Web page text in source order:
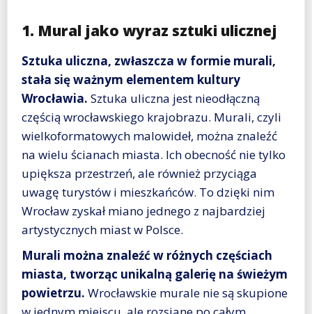
1. Mural jako wyraz sztuki ulicznej
Sztuka uliczna, zwłaszcza w formie murali,
stała się ważnym elementem kultury
Wrocławia. Sztuka uliczna jest nieodłączną
częścią wrocławskiego krajobrazu. Murali, czyli
wielkoformatowych malowideł, można znaleźć
na wielu ścianach miasta. Ich obecność nie tylko
upiększa przestrzeń, ale również przyciąga
uwagę turystów i mieszkańców. To dzięki nim
Wrocław zyskał miano jednego z najbardziej
artystycznych miast w Polsce.
Murali można znaleźć w różnych częściach
miasta, tworząc unikalną galerię na świeżym
powietrzu. Wrocławskie murale nie są skupione